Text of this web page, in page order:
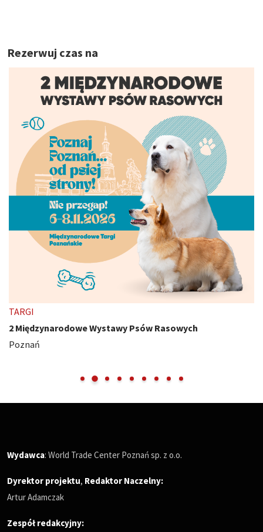
Rezerwuj czas na
TARGI
2 Międzynarodowe Wystawy Psów Rasowych
Poznań
Wydawca: World Trade Center Poznań sp. z o.o.
Dyrektor projektu, Redaktor Naczelny:
Artur Adamczak
Zespół redakcyjny: